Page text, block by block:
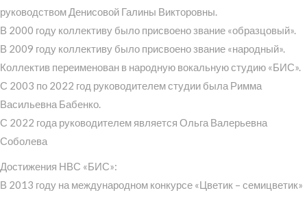
руководством Денисовой Галины Викторовны.
В 2000 году коллективу было присвоено звание «образцовый».
В 2009 году коллективу было присвоено звание «народный».
Коллектив переименован в народную вокальную студию «БИС».
С 2003 по 2022 год руководителем студии была Римма
Васильевна Бабенко.
С 2022 года руководителем является Ольга Валерьевна
Соболева
Достижения НВС «БИС»:
В 2013 году на международном конкурсе «Цветик – семицветик»